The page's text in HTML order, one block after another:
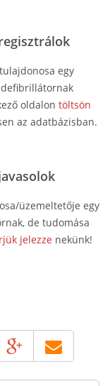
egy
oldalon töltsön
az adatbázisban.
üzemeltetője egy
de tudomása
jelezze nekünk!